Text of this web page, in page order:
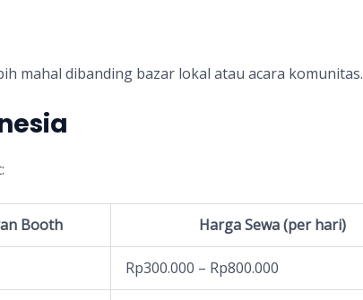
mahal dibanding bazar lokal atau acara komunitas.
Booth Harga Sewa (per hari)
Rp300.000 – Rp800.000